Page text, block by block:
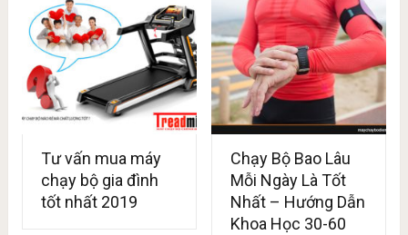
Tư vấn mua máy
chạy bộ gia đình
tốt nhất 2019
Chạy Bộ Bao Lâu
Mỗi Ngày Là Tốt
Nhất – Hướng Dẫn
Khoa Học 30-60